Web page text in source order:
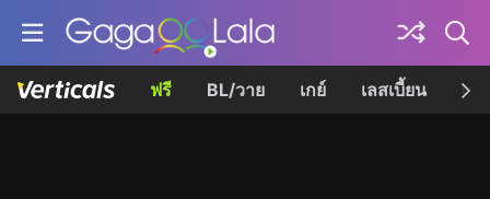
ฟรี BL/วาย เกย์ เลสเบี้ยน เค